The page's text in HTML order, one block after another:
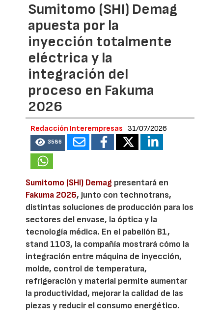
Sumitomo (SHI) Demag
apuesta por la
inyección totalmente
eléctrica y la
integración del
proceso en Fakuma
2026
Redacción Interempresas 31/07/2026
3586
Sumitomo (SHI) Demag presentará en
Fakuma 2026, junto con technotrans,
distintas soluciones de producción para los
sectores del envase, la óptica y la
tecnología médica. En el pabellón B1,
stand 1103, la compañía mostrará cómo la
integración entre máquina de inyección,
molde, control de temperatura,
refrigeración y material permite aumentar
la productividad, mejorar la calidad de las
piezas y reducir el consumo energético.